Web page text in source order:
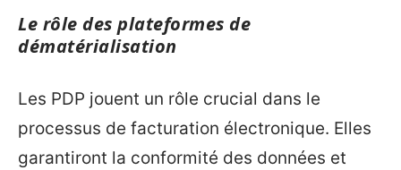
Le rôle des plateformes de
dématérialisation
Les PDP jouent un rôle crucial dans le
processus de facturation électronique. Elles
garantiront la conformité des données et